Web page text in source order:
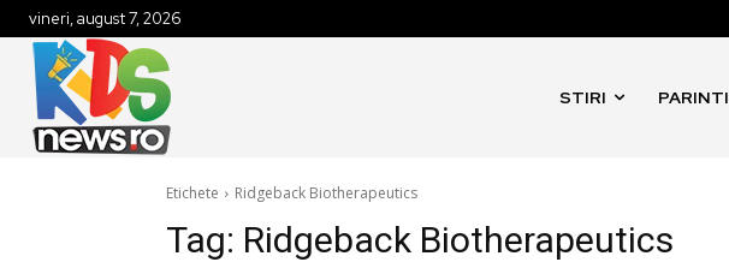
vineri, august 7, 2026
STIRI PARINTI
Etichete Ridgeback Biotherapeutics
Tag: Ridgeback Biotherapeutics